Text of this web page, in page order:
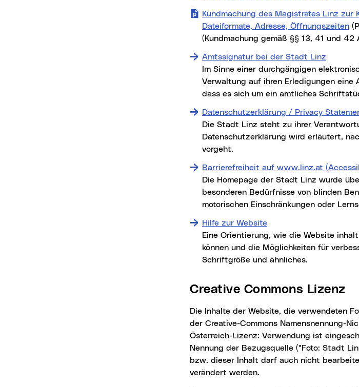
Kundmachung des Magistrates Linz zur
Dateiformate, Adresse, Öffnungszeiten
(Kundmachung gemäß §§ 13, 41 und
Amtssignatur bei der Stadt Linz
Im Sinne einer durchgängigen
Verwaltung auf ihren Erledigungen eine
dass es sich um ein amtliches
Datenschutzerklärung / Privacy
Die Stadt Linz steht zu ihrer
Datenschutzerklärung wird erläutert,
vorgeht.
Barrierefreiheit auf www.linz.at
Die Homepage der Stadt Linz wurde
besonderen Bedürfnisse von blinden
motorischen Einschränkungen oder
Hilfe zur Website
Eine Orientierung, wie die Website
können und die Möglichkeiten für
Schriftgröße und ähnliches.
Creative Commons Lizenz
Die Inhalte der Website, die verwendeten Fotos und Downloads der Stadt Linz unterliegen
der Creative-Commons Namensnennung-
Österreich-Lizenz: Verwendung ist
Nennung der Bezugsquelle ("Foto: Stadt
bzw. dieser Inhalt darf auch nicht
verändert werden.